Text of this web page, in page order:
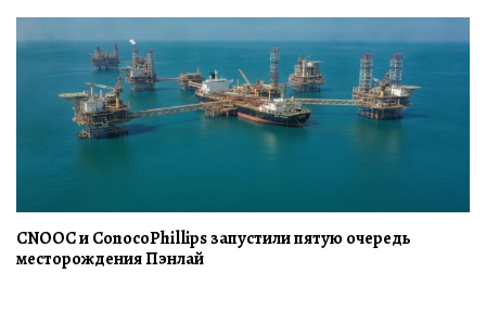
CNOOC и ConocoPhillips запустили пятую очередь
месторождения Пэнлай